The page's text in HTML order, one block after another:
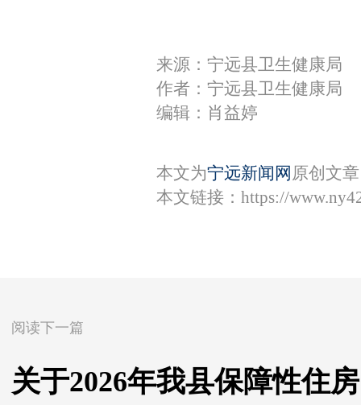
来源：宁远县卫生健康局
作者：宁远县卫生健康局
编辑：肖益婷
本文为宁远新闻网 原创文
本文链接： https://
阅读下一篇
关于2026年我县保障性住